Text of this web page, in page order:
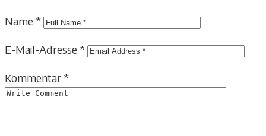
Name*
E-Mail-Adresse*
Kommentar*